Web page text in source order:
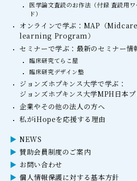
医学論文査読のお作法（付録 査読用
ド）
オンラインで学ぶ：MAP（
learning Program）
セミナーで学ぶ：最新のセミナー情
臨床研究てらこ屋
臨床研究デザイン塾
ジョンズホプキンス大学で学ぶ：
ジョンズホプキンス大学MPH日本
企業やその他の法人の方へ
私がiHopeを応援する理由
NEWS
賛助会員制度のご案内
お問い合わせ
個人情報保護に対する基本方針